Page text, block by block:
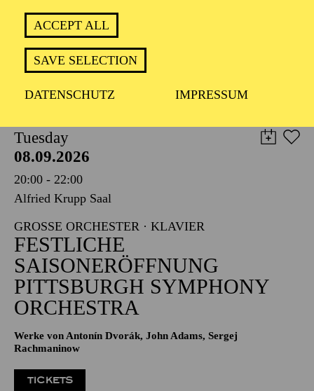
ACCEPT ALL
SAVE SELECTION
DATENSCHUTZ IMPRESSUM
LAGE
TICKETS
8,00€
Tuesday
08.09.2026
20:00 - 22:00
Alfried Krupp Saal
GROSSE ORCHESTER · KLAVIER
FESTLICHE
SAISONERÖFFNUNG
PITTSBURGH SYMPHONY
ORCHESTRA
Werke von Antonín Dvorák, John Adams, Sergej
Rachmaninow
TICKETS